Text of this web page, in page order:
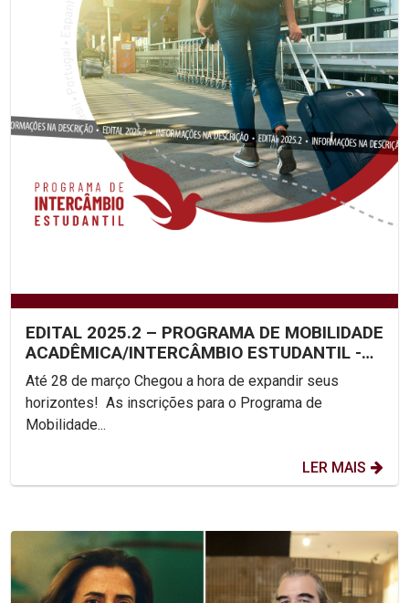
EDITAL 2025.2 – PROGRAMA DE MOBILIDADE
ACADÊMICA/INTERCÂMBIO ESTUDANTIL -
UNICAP
Até 28 de março Chegou a hora de expandir seus
horizontes! As inscrições para o Programa de
Mobilidade...
LER MAIS